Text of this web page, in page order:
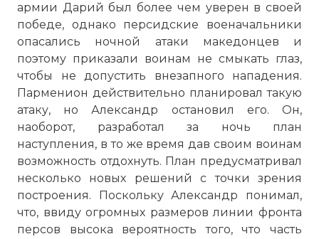
армии Дарий был более чем уверен в своей
победе, однако персидские военачальники
опасались ночной атаки македонцев и
поэтому приказали воинам не смыкать глаз,
чтобы не допустить внезапного нападения.
Парменион действительно планировал такую
атаку, но Александр остановил его. Он,
наоборот, разработал за ночь план
наступления, в то же время дав своим воинам
возможность отдохнуть. План предусматривал
несколько новых решений с точки зрения
построения. Поскольку Александр понимал,
что, ввиду огромных размеров линии фронта
персов высока вероятность того, что часть